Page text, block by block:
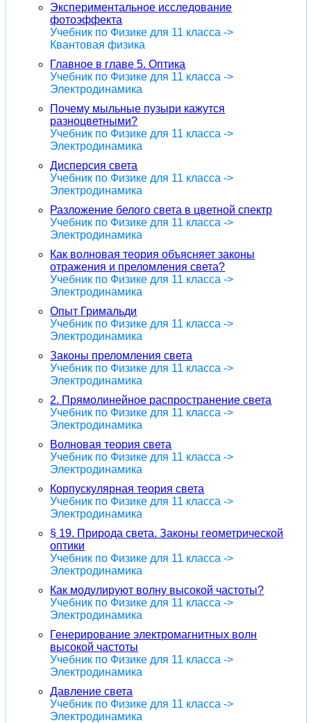
Экспериментальное исследование
фотоэффекта
Учебник по Физике для 11 класса ->
Квантовая физика
Главное в главе 5. Оптика
Учебник по Физике для 11 класса ->
Электродинамика
Почему мыльные пузыри кажутся
разноцветными?
Учебник по Физике для 11 класса ->
Электродинамика
Дисперсия света
Учебник по Физике для 11 класса ->
Электродинамика
Разложение белого света в цветной спектр
Учебник по Физике для 11 класса ->
Электродинамика
Как волновая теория объясняет законы
отражения и преломления света?
Учебник по Физике для 11 класса ->
Электродинамика
Опыт Гримальди
Учебник по Физике для 11 класса ->
Электродинамика
Законы преломления света
Учебник по Физике для 11 класса ->
Электродинамика
2. Прямолинейное распространение света
Учебник по Физике для 11 класса ->
Электродинамика
Волновая теория света
Учебник по Физике для 11 класса ->
Электродинамика
Корпускулярная теория света
Учебник по Физике для 11 класса ->
Электродинамика
§ 19. Природа света. Законы геометрической
оптики
Учебник по Физике для 11 класса ->
Электродинамика
Как модулируют волну высокой частоты?
Учебник по Физике для 11 класса ->
Электродинамика
Генерирование электромагнитных волн
высокой частоты
Учебник по Физике для 11 класса ->
Электродинамика
Давление света
Учебник по Физике для 11 класса ->
Электродинамика